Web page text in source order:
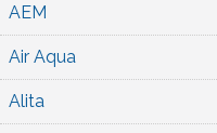
AEM
Air Aqua
Alita